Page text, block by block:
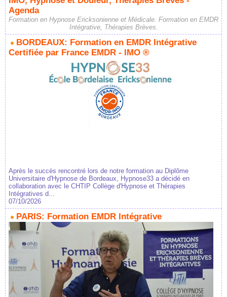
Agenda
Formation en Hypnose Ericksonienne et Médicale. Formation en EMDR
Intégrative, Thérapies Brèves.
BORDEAUX: Formation en EMDR Intégrative
Certifiée par France EMDR - IMO ®
Après le succès rencontré lors de notre formation au Diplôme
Universitaire d'Hypnose de Bordeaux, Hypnose33 a décidé en
collaboration avec le CHTIP Collège d'Hypnose et Thérapies
Intégratives d...
07/10/2026
PARIS: Formation EMDR Intégrative